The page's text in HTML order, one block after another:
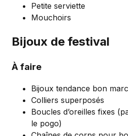
Petite serviette
Mouchoirs
Bijoux de festival
À faire
Bijoux tendance bon
Colliers superposés
Boucles d’oreilles fixes
le pogo)